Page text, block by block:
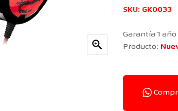

SKU: GK0033
Garantía 1 año
Producto: